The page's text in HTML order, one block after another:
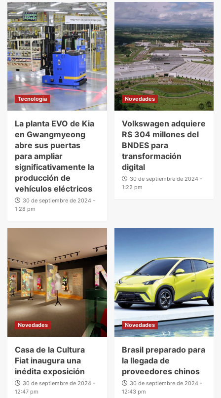
Tecnologia
La planta EVO de Kia
en Gwangmyeong
abre sus puertas
para ampliar
significativamente la
producción de
vehículos eléctricos
30 de septiembre de 2024 -
1:28 pm
Novedades
Volkswagen adquiere
R$ 304 millones del
BNDES para
transformación
digital
30 de septiembre de 2024 -
1:22 pm
Novedades
Casa de la Cultura
Fiat inaugura una
inédita exposición
30 de septiembre de 2024 -
12:47 pm
Novedades
Brasil preparado para
la llegada de
proveedores chinos
30 de septiembre de 2024 -
12:43 pm